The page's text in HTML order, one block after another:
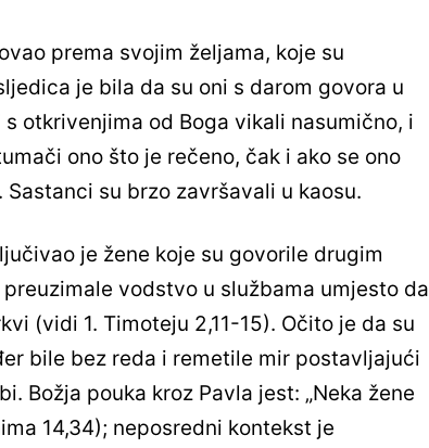
prema svojim željama, koje su
je bila da su oni s darom govora u
otkrivenjima od Boga vikali nasumično, i
ono što je rečeno, čak i ako se ono
su brzo završavali u kaosu.
je žene koje su govorile drugim
vodstvo u službama umjesto da
(vidi 1. Timoteju 2,11-15). Očito je da su
bile bez reda i remetile mir postavljajući
Božja pouka kroz Pavla jest: „Neka žene
14,34); neposredni kontekst je